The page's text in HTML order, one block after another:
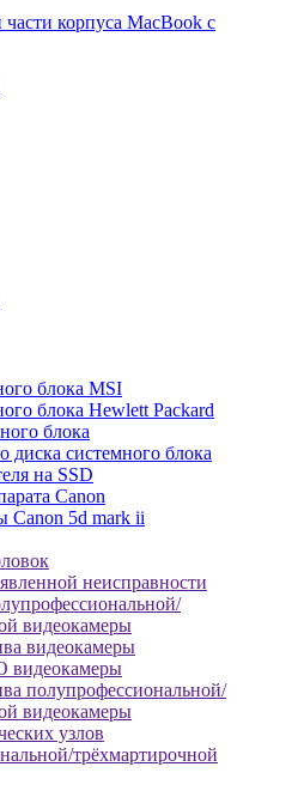
части корпуса MacBook с
блока MSI
блока Hewlett Packard
блока
диска системного блока
на SSD
Canon
Canon 5d mark ii
неисправности
видеокамеры
видеокамеры
видеокамеры
полупрофессиональной/
видеокамеры
узлов
трёхмартирочной